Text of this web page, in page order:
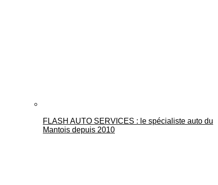
FLASH AUTO SERVICES : le spécialiste auto du
Mantois depuis 2010